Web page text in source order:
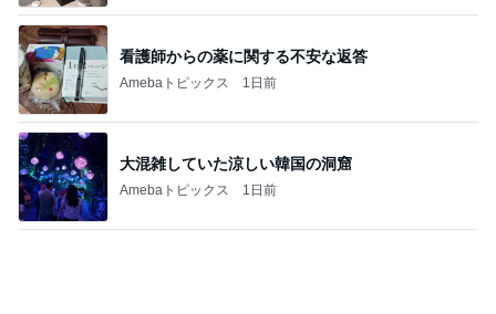
看護師からの薬に関する不安な返答
Amebaトピックス 1日前
大混雑していた涼しい韓国の洞窟
Amebaトピックス 1日前